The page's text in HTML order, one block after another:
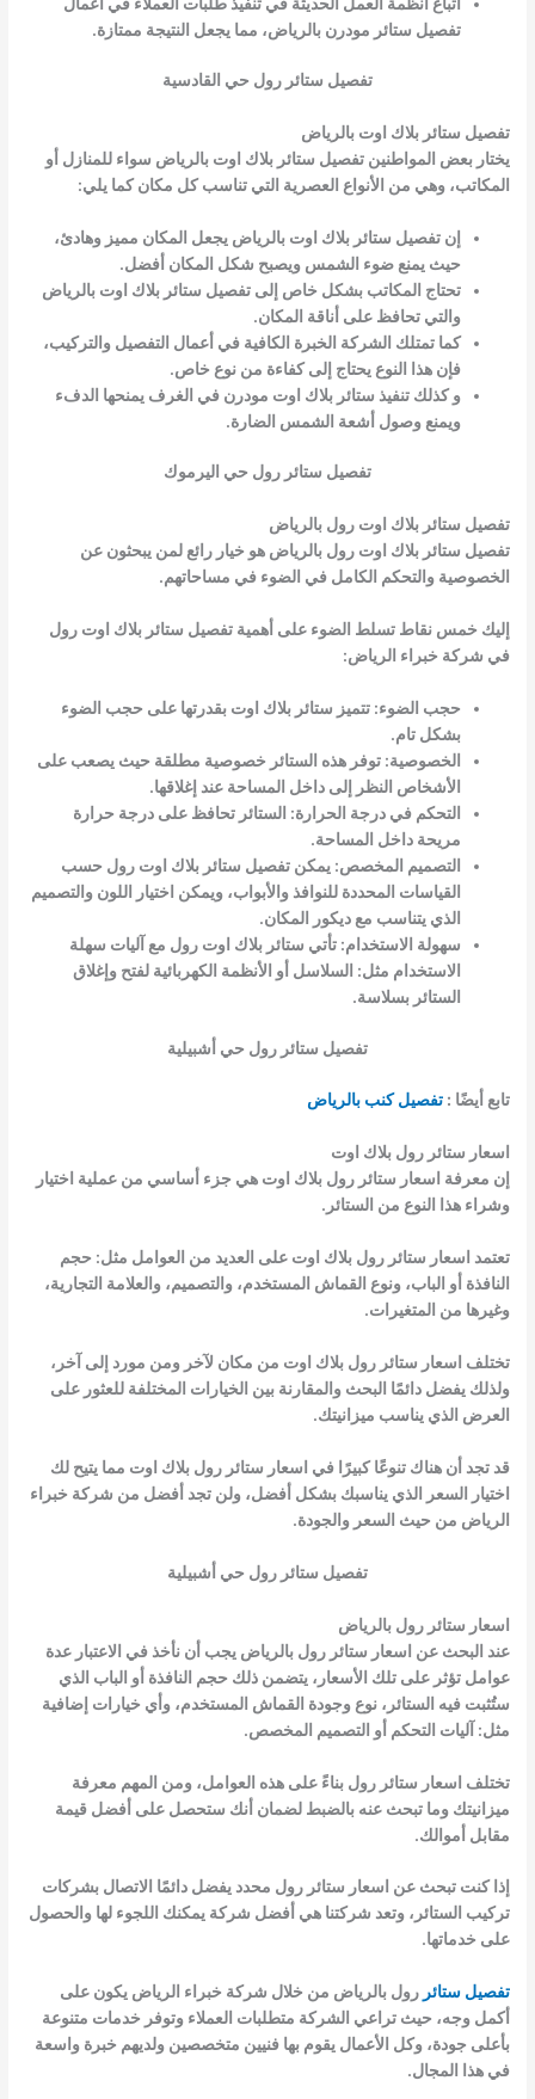
تفصيل ستائر مودرن بالرياض، مما يجعل النتيجة ممتازة.
تفصيل ستائر رول حي القادسية
تفصيل ستائر بلاك اوت بالرياض
يختار بعض المواطنين تفصيل ستائر بلاك اوت بالرياض سواء للمنازل أو
المكاتب، وهي من الأنواع العصرية التي تناسب كل مكان كما يلي:
إن تفصيل ستائر بلاك اوت بالرياض يجعل المكان مميز وهادئ،
حيث يمنع ضوء الشمس ويصبح شكل المكان أفضل.
تحتاج المكاتب بشكل خاص إلى تفصيل ستائر بلاك اوت بالرياض
والتي تحافظ على أناقة المكان.
كما تمتلك الشركة الخبرة الكافية في أعمال التفصيل والتركيب،
فإن هذا النوع يحتاج إلى كفاءة من نوع خاص.
و كذلك تنفيذ ستائر بلاك اوت مودرن في الغرف يمنحها الدفء
ويمنع وصول أشعة الشمس الضارة.
تفصيل ستائر رول حي اليرموك
تفصيل ستائر بلاك اوت رول بالرياض
تفصيل ستائر بلاك اوت رول بالرياض هو خيار رائع لمن يبحثون عن
الخصوصية والتحكم الكامل في الضوء في مساحاتهم.
إليك خمس نقاط تسلط الضوء على أهمية تفصيل ستائر بلاك اوت رول
في شركة خبراء الرياض:
حجب الضوء: تتميز ستائر بلاك اوت بقدرتها على حجب الضوء
بشكل تام.
الخصوصية: توفر هذه الستائر خصوصية مطلقة حيث يصعب على
الأشخاص النظر إلى داخل المساحة عند إغلاقها.
التحكم في درجة الحرارة: الستائر تحافظ على درجة حرارة
مريحة داخل المساحة.
التصميم المخصص: يمكن تفصيل ستائر بلاك اوت رول حسب
القياسات المحددة للنوافذ والأبواب، ويمكن اختيار اللون والتصميم
الذي يتناسب مع ديكور المكان.
سهولة الاستخدام: تأتي ستائر بلاك اوت رول مع آليات سهلة
الاستخدام مثل: السلاسل أو الأنظمة الكهربائية لفتح وإغلاق
الستائر بسلاسة.
تفصيل ستائر رول حي أشبيلية
تابع أيضًا : تفصيل كنب بالرياض
اسعار ستائر رول بلاك اوت
إن معرفة اسعار ستائر رول بلاك اوت هي جزء أساسي من عملية اختيار
وشراء هذا النوع من الستائر.
تعتمد اسعار ستائر رول بلاك اوت على العديد من العوامل مثل: حجم
النافذة أو الباب، ونوع القماش المستخدم، والتصميم، والعلامة التجارية،
وغيرها من المتغيرات.
تختلف اسعار ستائر رول بلاك اوت من مكان لآخر ومن مورد إلى آخر،
ولذلك يفضل دائمًا البحث والمقارنة بين الخيارات المختلفة للعثور على
العرض الذي يناسب ميزانيتك.
قد تجد أن هناك تنوعًا كبيرًا في اسعار ستائر رول بلاك اوت مما يتيح لك
اختيار السعر الذي يناسبك بشكل أفضل، ولن تجد أفضل من شركة خبراء
الرياض من حيث السعر والجودة.
تفصيل ستائر رول حي أشبيلية
اسعار ستائر رول بالرياض
عند البحث عن اسعار ستائر رول بالرياض يجب أن نأخذ في الاعتبار عدة
عوامل تؤثر على تلك الأسعار، يتضمن ذلك حجم النافذة أو الباب الذي
ستُثبت فيه الستائر، نوع وجودة القماش المستخدم، وأي خيارات إضافية
مثل: آليات التحكم أو التصميم المخصص.
تختلف اسعار ستائر رول بناءً على هذه العوامل، ومن المهم معرفة
ميزانيتك وما تبحث عنه بالضبط لضمان أنك ستحصل على أفضل قيمة
مقابل أموالك.
إذا كنت تبحث عن اسعار ستائر رول محدد يفضل دائمًا الاتصال بشركات
تركيب الستائر، وتعد شركتنا هي أفضل شركة يمكنك اللجوء لها والحصول
على خدماتها.
تفصيلستائررول بالرياض من خلال شركة خبراء الرياض يكون على
أكمل وجه، حيث تراعي الشركة متطلبات العملاء وتوفر خدمات متنوعة
بأعلى جودة، وكل الأعمال يقوم بها فنيين متخصصين ولديهم خبرة واسعة
في هذا المجال.